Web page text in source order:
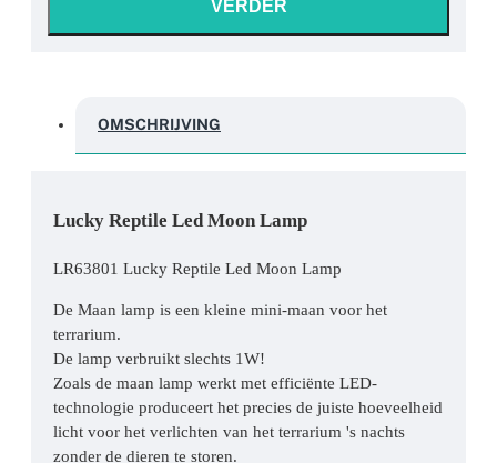
VERDER
OMSCHRIJVING
Lucky Reptile Led Moon Lamp
LR63801 Lucky Reptile Led Moon Lamp
De Maan lamp is een kleine mini-maan voor het
terrarium.
De lamp verbruikt slechts 1W!
Zoals de maan lamp werkt met efficiënte LED-
technologie produceert het precies de juiste hoeveelheid
licht voor het verlichten van het terrarium 's nachts
zonder de dieren te storen.